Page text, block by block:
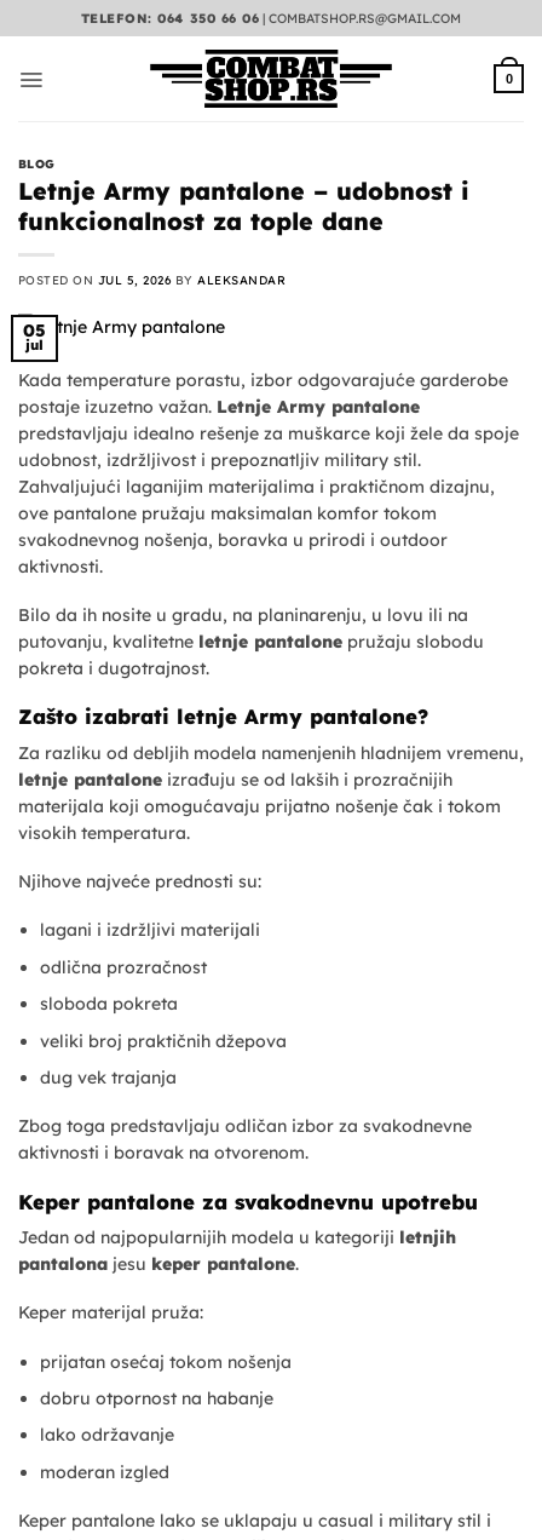
na
TELEFON: 064 350 66 06 |COMBATSHOP.RS@GMAIL.COM
0
BLOG
Letnje Army pantalone – udobnost i
funkcionalnost za tople dane
POSTED ON JUL 5, 2026 BYALEKSANDAR
05
jul
Kada temperature porastu, izbor odgovarajuće garderobe
postaje izuzetno važan. Letnje Army pantalone
predstavljaju idealno rešenje za muškarce koji žele da spoje
udobnost, izdržljivost i prepoznatljiv military stil.
Zahvaljujući laganijim materijalima i praktičnom dizajnu,
ove pantalone pružaju maksimalan komfor tokom
svakodnevnog nošenja, boravka u prirodi i outdoor
aktivnosti.
Bilo da ih nosite u gradu, na planinarenju, u lovu ili na
putovanju, kvalitetne letnje pantalone pružaju slobodu
pokreta i dugotrajnost.
Zašto izabrati letnje Army pantalone?
Za razliku od debljih modela namenjenih hladnijem vremenu,
letnje pantalone izrađuju se od lakših i prozračnijih
materijala koji omogućavaju prijatno nošenje čak i tokom
visokih temperatura.
Njihove najveće prednosti su:
lagani i izdržljivi materijali
odlična prozračnost
sloboda pokreta
veliki broj praktičnih džepova
dug vek trajanja
Zbog toga predstavljaju odličan izbor za svakodnevne
aktivnosti i boravak na otvorenom.
Keper pantalone za svakodnevnu upotrebu
Jedan od najpopularnijih modela u kategoriji letnjih
pantalona jesu keper pantalone.
Keper materijal pruža:
prijatan osećaj tokom nošenja
dobru otpornost na habanje
lako održavanje
moderan izgled
Keper pantalone lako se uklapaju u casual i military stil i